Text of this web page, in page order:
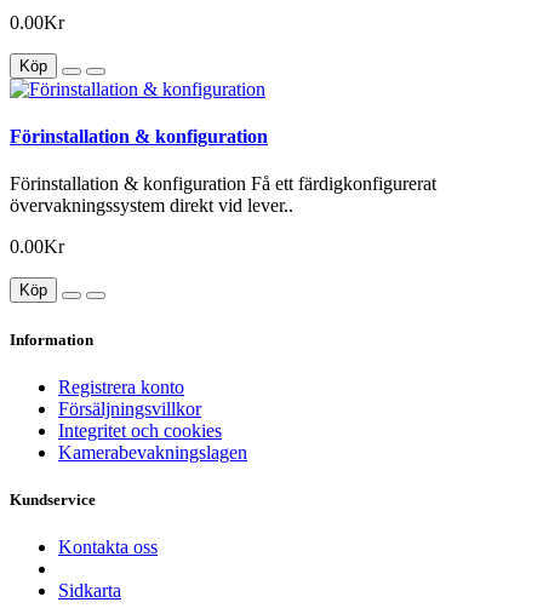
0.00Kr
Köp
Förinstallation & konfiguration
Förinstallation & konfiguration Få ett färdigkonfigurerat
övervakningssystem direkt vid lever..
0.00Kr
Köp
Information
Registrera konto
Försäljningsvillkor
Integritet och cookies
Kamerabevakningslagen
Kundservice
Kontakta oss
Sidkarta